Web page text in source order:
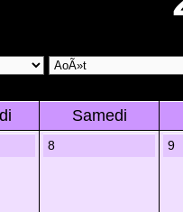
Samedi
8 9